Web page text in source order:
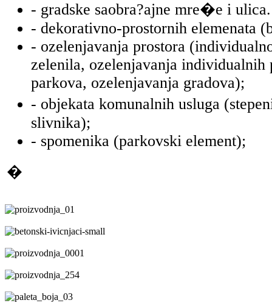
- gradske saobra?ajne mre�e i ulica.
- dekorativno-prostornih elemenata
- ozelenjavanja prostora
zelenila, ozelenjavanja individualnih
parkova, ozelenjavanja gradova);
- objekata komunalnih usluga
slivnika);
- spomenika (parkovski element);
�